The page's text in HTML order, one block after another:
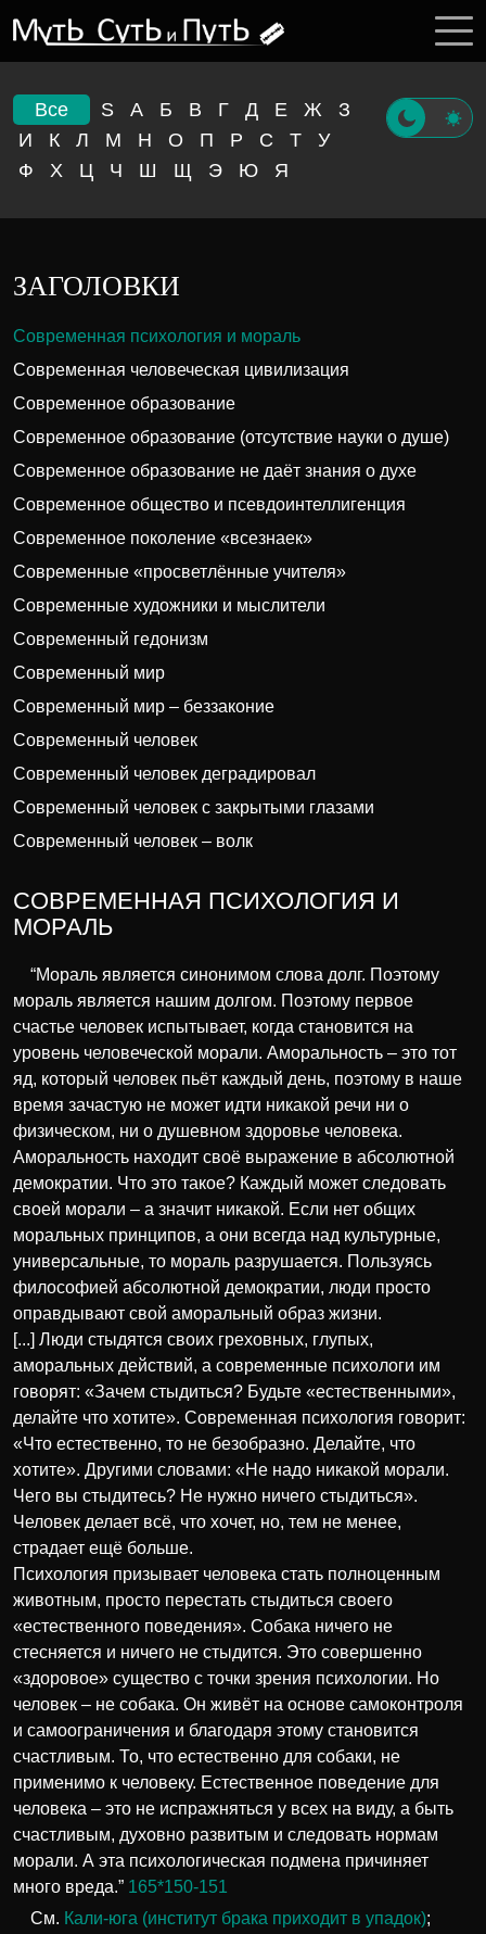
Все S А Б В Г Д Е Ж
З
И
К Л М Н О П Р С Т
У
Ф
Х Ц Ч Ш Щ Э Ю Я
ЗАГОЛОВКИ
Современная психология и мораль
Современная человеческая цивилизация
Современное образование
Современное образование (отсутствие науки о душе)
Современное образование не даёт знания о духе
Современное общество и псевдоинтеллигенция
Современное поколение «всезнаек»
Современные «просветлённые учителя»
Современные художники и мыслители
Современный гедонизм
Современный мир
Современный мир – беззаконие
Современный человек
Современный человек деградировал
Современный человек с закрытыми глазами
Современный человек – волк
СОВРЕМЕННАЯ ПСИХОЛОГИЯ И
МОРАЛЬ
“Мораль является синонимом слова долг. Поэтому
мораль является нашим долгом. Поэтому первое
счастье человек испытывает, когда становится на
уровень человеческой морали. Аморальность – это тот
яд, который человек пьёт каждый день, поэтому в наше
время зачастую не может идти никакой речи ни о
физическом, ни о душевном здоровье человека.
Аморальность находит своё выражение в абсолютной
демократии. Что это такое? Каждый может следовать
своей морали – а значит никакой. Если нет общих
моральных принципов, а они всегда над культурные,
универсальные, то мораль разрушается. Пользуясь
философией абсолютной демократии, люди просто
оправдывают свой аморальный образ жизни.
[...] Люди стыдятся своих греховных, глупых,
аморальных действий, а современные психологи им
говорят: «Зачем стыдиться? Будьте «естественными»,
делайте что хотите». Современная психология говорит:
«Что естественно, то не безобразно. Делайте, что
хотите». Другими словами: «Не надо никакой морали.
Чего вы стыдитесь? Не нужно ничего стыдиться».
Человек делает всё, что хочет, но, тем не менее,
страдает ещё больше.
Психология призывает человека стать полноценным
животным, просто перестать стыдиться своего
«естественного поведения». Собака ничего не
стесняется и ничего не стыдится. Это совершенно
«здоровое» существо с точки зрения психологии. Но
человек – не собака. Он живёт на основе самоконтроля
и самоограничения и благодаря этому становится
счастливым. То, что естественно для собаки, не
применимо к человеку. Естественное поведение для
человека – это не испражняться у всех на виду, а быть
счастливым, духовно развитым и следовать нормам
морали. А эта психологическая подмена причиняет
много вреда.” 165*150-151
См. Кали-юга (институт брака приходит в упадок);